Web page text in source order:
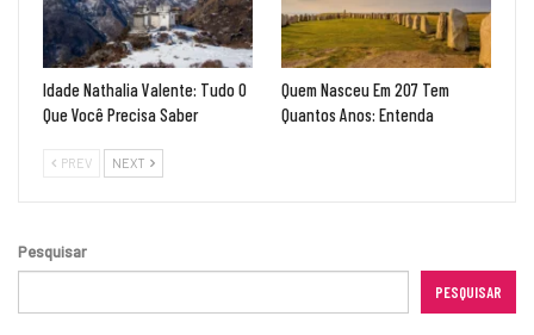
Idade Nathalia Valente: Tudo O
Que Você Precisa Saber
Quem Nasceu Em 207 Tem
Quantos Anos: Entenda
PREV NEXT
Pesquisar
PESQUISAR